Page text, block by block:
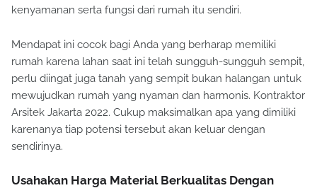
kenyamanan serta fungsi dari rumah itu sendiri.
Mendapat ini cocok bagi Anda yang berharap memiliki
rumah karena lahan saat ini telah sungguh-sungguh sempit,
perlu diingat juga tanah yang sempit bukan halangan untuk
mewujudkan rumah yang nyaman dan harmonis. Kontraktor
Arsitek Jakarta 2022. Cukup maksimalkan apa yang dimiliki
karenanya tiap potensi tersebut akan keluar dengan
sendirinya.
Usahakan Harga Material Berkualitas Dengan